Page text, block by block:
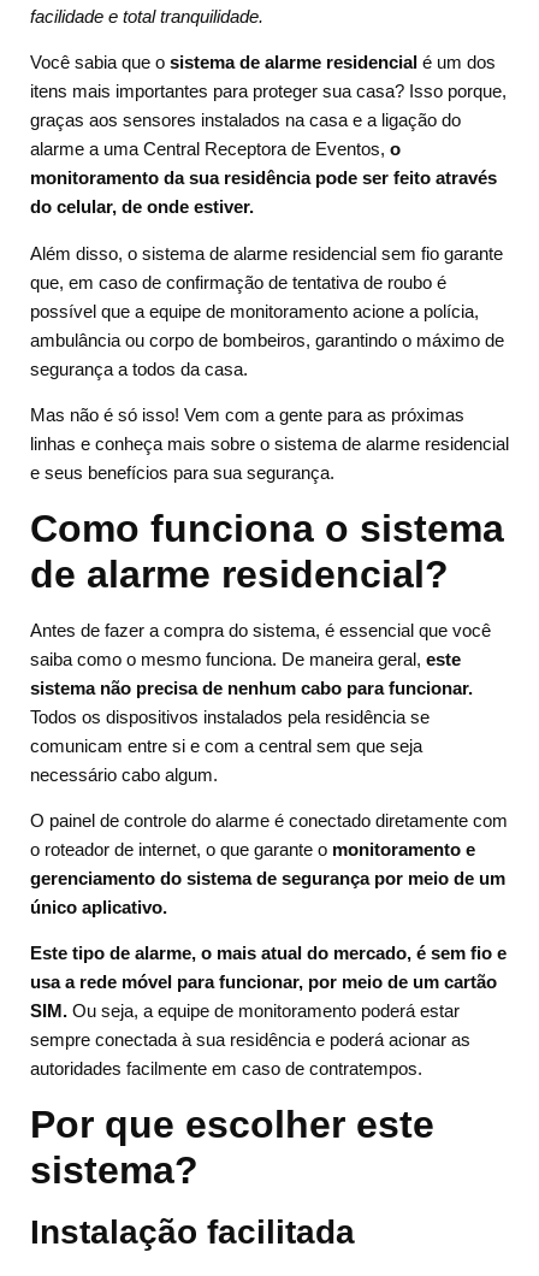
facilidade e total tranquilidade.
Você sabia que o sistema de alarme residencial é um dos
itens mais importantes para proteger sua casa? Isso porque,
graças aos sensores instalados na casa e a ligação do
alarme a uma Central Receptora de Eventos, o
monitoramento da sua residência pode ser feito através
do celular, de onde estiver.
Além disso, o sistema de alarme residencial sem fio garante
que, em caso de confirmação de tentativa de roubo é
possível que a equipe de monitoramento acione a polícia,
ambulância ou corpo de bombeiros, garantindo o máximo de
segurança a todos da casa.
Mas não é só isso! Vem com a gente para as próximas
linhas e conheça mais sobre o sistema de alarme residencial
e seus benefícios para sua segurança.
Como funciona o sistema
de alarme residencial?
Antes de fazer a compra do sistema, é essencial que você
saiba como o mesmo funciona. De maneira geral, este
sistema não precisa de nenhum cabo para funcionar.
Todos os dispositivos instalados pela residência se
comunicam entre si e com a central sem que seja
necessário cabo algum.
O painel de controle do alarme é conectado diretamente com
o roteador de internet, o que garante o monitoramento e
gerenciamento do sistema de segurança por meio de um
único aplicativo.
Este tipo de alarme, o mais atual do mercado, é sem fio e
usa a rede móvel para funcionar, por meio de um cartão
SIM. Ou seja, a equipe de monitoramento poderá estar
sempre conectada à sua residência e poderá acionar as
autoridades facilmente em caso de contratempos.
Por que escolher este
sistema?
Instalação facilitada